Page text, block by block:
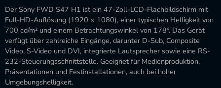
Der Sony FWD S47 H1 ist ein 47-Zoll-LCD-Flachbildschirm mit
Full-HD-Auflösung (1920 × 1080), einer typischen Helligkeit von
700 cd/m² und einem Betrachtungswinkel von 178°. Das Gerät
verfügt über zahlreiche Eingänge, darunter D-Sub, Composite
Video, S-Video und DVI, integrierte Lautsprecher sowie eine RS-
232-Steuerungsschnittstelle. Geeignet für Medienproduktion,
Präsentationen und Festinstallationen, auch bei hoher
Umgebungshelligkeit.